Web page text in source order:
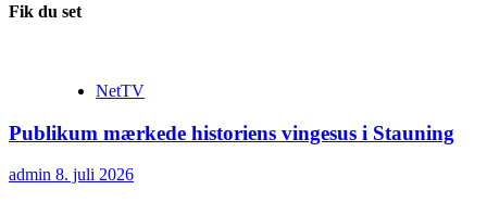
Fik du set
NetTV
Publikum mærkede historiens vingesus i Stauning
admin 8. juli 2026